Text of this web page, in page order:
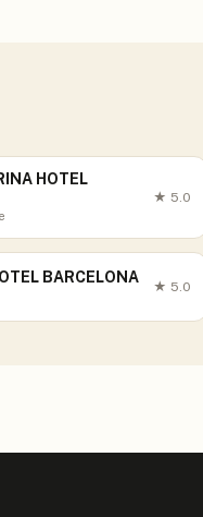
HOTEL
★ 5.0
BARCELONA
★ 5.0